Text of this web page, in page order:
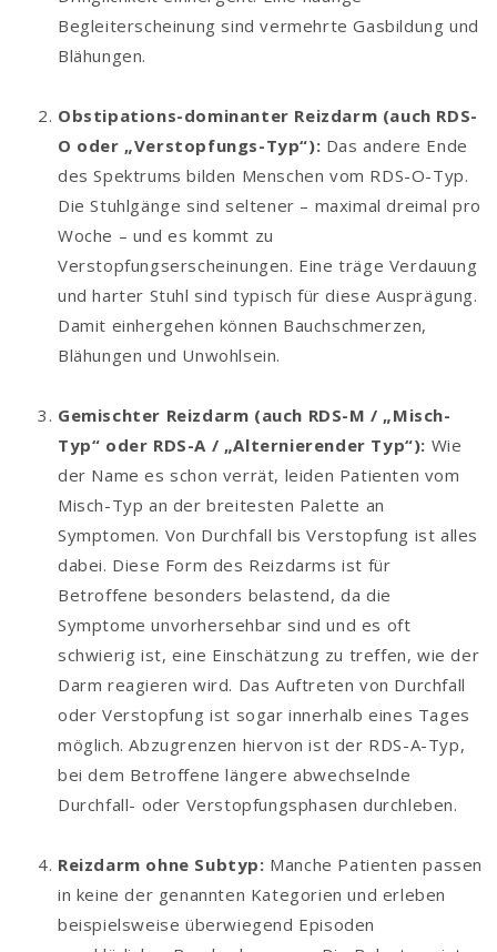
Begleiterscheinung sind vermehrte Gasbildung und
Blähungen.
Obstipations-dominanter Reizdarm (auch RDS-
O oder „Verstopfungs-Typ“): Das andere Ende
des Spektrums bilden Menschen vom RDS-O-Typ.
Die Stuhlgänge sind seltener – maximal dreimal pro
Woche – und es kommt zu
Verstopfungserscheinungen. Eine träge Verdauung
und harter Stuhl sind typisch für diese Ausprägung.
Damit einhergehen können Bauchschmerzen,
Blähungen und Unwohlsein.
Gemischter Reizdarm (auch RDS-M / „Misch-
Typ“ oder RDS-A / „Alternierender Typ“): Wie
der Name es schon verrät, leiden Patienten vom
Misch-Typ an der breitesten Palette an
Symptomen. Von Durchfall bis Verstopfung ist alles
dabei. Diese Form des Reizdarms ist für
Betroffene besonders belastend, da die
Symptome unvorhersehbar sind und es oft
schwierig ist, eine Einschätzung zu treffen, wie der
Darm reagieren wird. Das Auftreten von Durchfall
oder Verstopfung ist sogar innerhalb eines Tages
möglich. Abzugrenzen hiervon ist der RDS-A-Typ,
bei dem Betroffene längere abwechselnde
Durchfall- oder Verstopfungsphasen durchleben.
Reizdarm ohne Subtyp: Manche Patienten passen
in keine der genannten Kategorien und erleben
beispielsweise überwiegend Episoden